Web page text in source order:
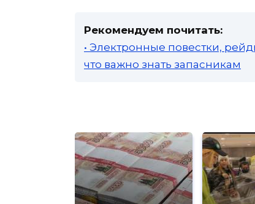
Рекомендуем почитать:
• Электронные повестки,
что важно знать запасникам